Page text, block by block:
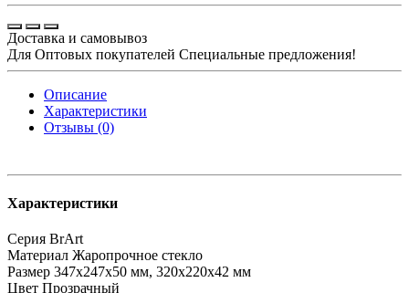
Доставка и самовывоз
Для Оптовых покупателей Специальные предложения!
Описание
Характеристики
Отзывы (0)
Характеристики
Серия BrArt
Материал Жаропрочное стекло
Размер 347х247х50 мм, 320х220х42 мм
Цвет Прозрачный